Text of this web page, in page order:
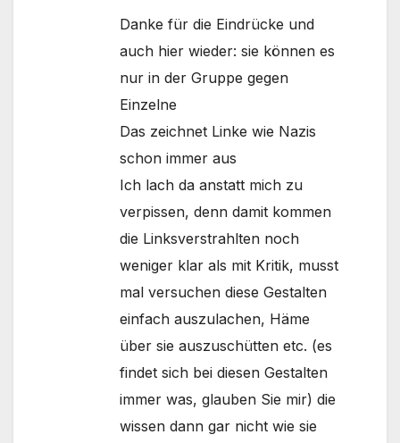
Danke für die Eindrücke und
auch hier wieder: sie können es
nur in der Gruppe gegen
Einzelne
Das zeichnet Linke wie Nazis
schon immer aus
Ich lach da anstatt mich zu
verpissen, denn damit kommen
die Linksverstrahlten noch
weniger klar als mit Kritik, musst
mal versuchen diese Gestalten
einfach auszulachen, Häme
über sie auszuschütten etc. (es
findet sich bei diesen Gestalten
immer was, glauben Sie mir) die
wissen dann gar nicht wie sie